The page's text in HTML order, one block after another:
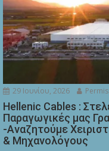
29 Ιουνίου, 2026
Hellenic Cables :
Παραγωγικές μας
-Αναζητούμε
& Μηχανολόγους